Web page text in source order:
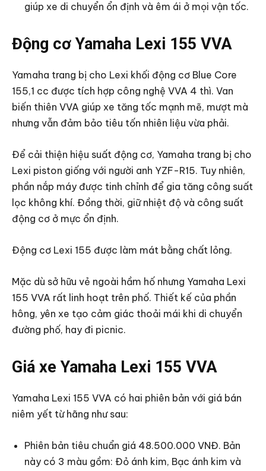
giúp xe di chuyển ổn định và êm ái ở mọi vận tốc.
Động cơ Yamaha Lexi 155 VVA
Yamaha trang bị cho Lexi khối động cơ Blue Core
155,1 cc được tích hợp công nghệ VVA 4 thì. Van
biến thiên VVA giúp xe tăng tốc mạnh mẽ, mượt mà
nhưng vẫn đảm bảo tiêu tốn nhiên liệu vừa phải.
Để cải thiện hiệu suất động cơ, Yamaha trang bị cho
Lexi piston giống với người anh YZF-R15. Tuy nhiên,
phần nắp máy được tinh chỉnh để gia tăng công suất
lọc không khí. Đồng thời, giữ nhiệt độ và công suất
động cơ ở mực ổn định.
Động cơ Lexi 155 được làm mát bằng chất lỏng.
Mặc dù sở hữu vẻ ngoài hầm hố nhưng Yamaha Lexi
155 VVA rất linh hoạt trên phố. Thiết kế của phần
hông, yên xe tạo cảm giác thoải mái khi di chuyển
đường phố, hay đi picnic.
Giá xe Yamaha Lexi 155 VVA
Yamaha Lexi 155 VVA có hai phiên bản với giá bán
niêm yết từ hãng như sau:
Phiên bản tiêu chuẩn giá 48.500.000 VNĐ. Bản
này có 3 màu gồm: Đỏ ánh kim, Bạc ánh kim và